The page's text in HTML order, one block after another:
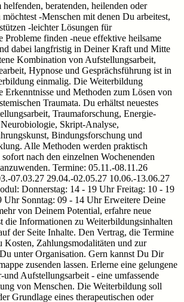
beratenden, heilenden oder
-Menschen mit denen Du arbeitest,
-leichter Lösungen für
Probleme finden -neue effektive heilsame
dabei langfristig in Deiner Kraft und Mitte
Kombination von Aufstellungsarbeit,
Hypnose und Gesprächsführung ist in
einmalig. Die Weiterbildung
Erkenntnisse und Methoden zum Lösen von
Traumata. Du erhältst neuestes
Traumaforschung, Energie-
Skript-Analyse,
Bindungsforschung und
Alle Methoden werden praktisch
nach den einzelnen Wochenenden
Termine: 05.11.-08.11.26
07.03.27 29.04.-02.05.27 10.06.-13.06.27
Donnerstag: 14 - 19 Uhr Freitag: 10 - 19
Uhr Sonntag: 09 - 14 Uhr Erweitere Deine
von Deinem Potential, erfahre neue
die Informationen zu Weiterbildungsinhalten
der Seite Inhalte. Den Vertrag, die Termine
Kosten, Zahlungsmodalitäten und zur
unter Organisation. Gern kannst Du Dir
zusenden lassen. Erlerne eine gelungene
Aufstellungsarbeit - eine umfassende
von Menschen. Die Weiterbildung soll
Grundlage eines therapeutischen oder